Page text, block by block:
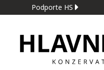
Podporte HS